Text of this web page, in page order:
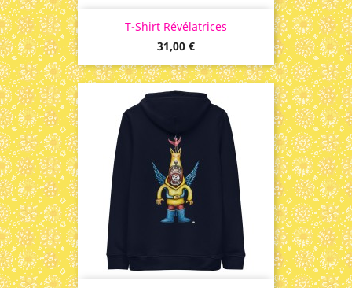
T-Shirt Révélatrices
Prix
31,00 €